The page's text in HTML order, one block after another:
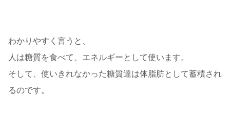
わかりやすく言うと、
人は糖質を食べて、エネルギーとして使います。
そして、使いきれなかった糖質達は体脂肪として蓄積され
るのです。